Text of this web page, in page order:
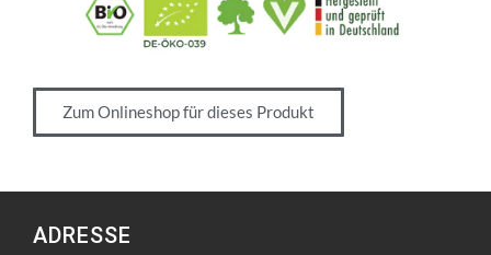
Zum Onlineshop für dieses Produkt
ADRESSE